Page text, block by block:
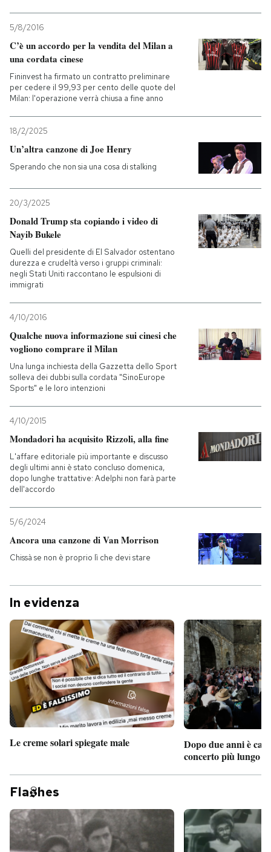
5/8/2016
C’è un accordo per la vendita del Milan a
una cordata cinese
Fininvest ha firmato un contratto preliminare
per cedere il 99,93 per cento delle quote del
Milan: l'operazione verrà chiusa a fine anno
18/2/2025
Un’altra canzone di Joe Henry
Sperando che non sia una cosa di stalking
20/3/2025
Donald Trump sta copiando i video di
Nayib Bukele
Quelli del presidente di El Salvador ostentano
durezza e crudeltà verso i gruppi criminali:
negli Stati Uniti raccontano le espulsioni di
immigrati
4/10/2016
Qualche nuova informazione sui cinesi che
vogliono comprare il Milan
Una lunga inchiesta della Gazzetta dello Sport
solleva dei dubbi sulla cordata "SinoEurope
Sports" e le loro intenzioni
4/10/2015
Mondadori ha acquisito Rizzoli, alla fine
L'affare editoriale più importante e discusso
degli ultimi anni è stato concluso domenica,
dopo lunghe trattative: Adelphi non farà parte
dell'accordo
5/6/2024
Ancora una canzone di Van Morrison
Chissà se non è proprio lì che devi stare
In evidenza
Le creme solari spiegate male
Dopo due anni è
concerto più lungo
Fla hes